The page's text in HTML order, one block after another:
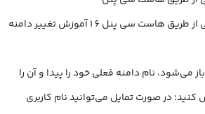
می‌­شود، نام دامنه فعلی خود را پیدا و آن را
کنید؛ در صورت تمایل می­‌توانید نام کاربری